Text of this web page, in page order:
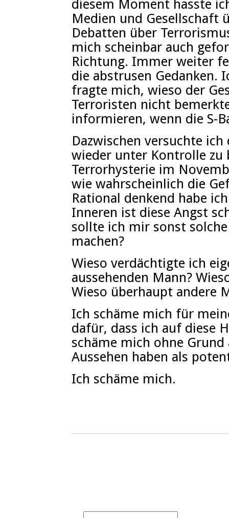
diesem Moment hasste
Medien und Gesellschaft
Debatten über
mich scheinbar auch
Richtung. Immer weiter
die abstrusen Gedanken.
fragte mich, wieso der
Terroristen nicht
informieren, wenn die S-
Dazwischen versuchte
wieder unter Kontrolle zu
Terrorhysterie im
wie wahrscheinlich die
Rational denkend habe
Inneren ist diese Angst
sollte ich mir sonst
machen?
Wieso verdächtigte ich
aussehenden Mann?
Wieso überhaupt andere
Ich schäme mich für
dafür, dass ich auf diese
schäme mich ohne
Aussehen haben als
Ich schäme mich.